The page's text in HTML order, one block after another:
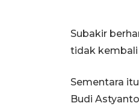
Subakir
tidak kembali
Sementara
Budi